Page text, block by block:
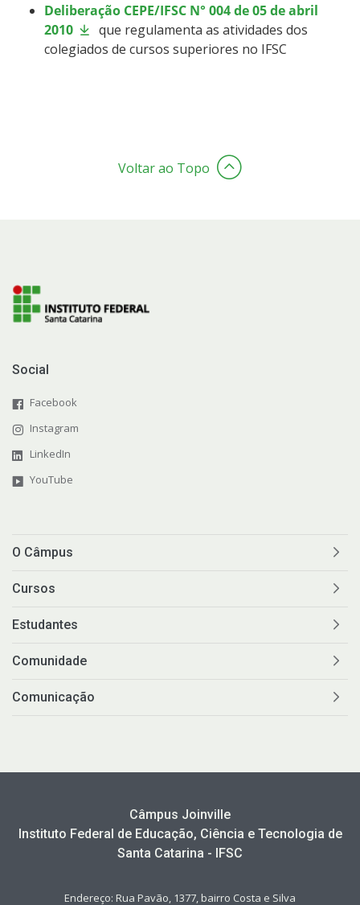
Deliberação CEPE/IFSC N° 004 de 05 de abril
2010
que regulamenta as atividades dos
colegiados de cursos superiores no IFSC
Voltar ao Topo
Social
Facebook
Instagram
LinkedIn
YouTube
O Câmpus
Cursos
Estudantes
Comunidade
Comunicação
Câmpus Joinville
Instituto Federal de Educação, Ciência e Tecnologia de
Santa Catarina - IFSC
Endereço: Rua Pavão, 1377, bairro Costa e Silva